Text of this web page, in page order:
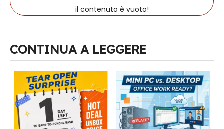
il contenuto è vuoto!
CONTINUA A LEGGERE